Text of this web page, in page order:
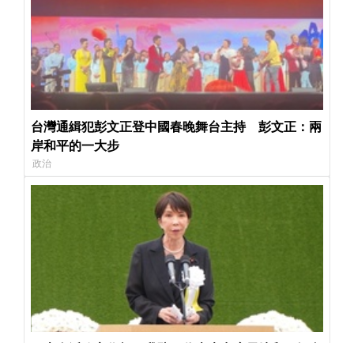
台灣通緝犯彭文正登中國春晚舞台主持 彭文正：兩
岸和平的一大步
政治